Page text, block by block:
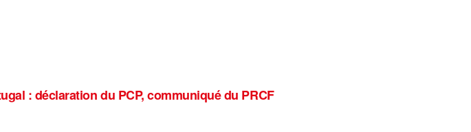
: déclaration du PCP, communiqué du PRCF